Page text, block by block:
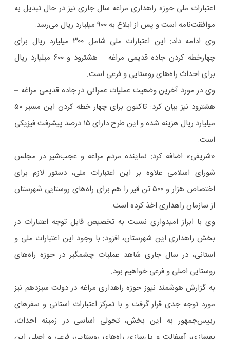
اعتبارات ملی حوزه راهداری مراغه سال جاری نیز در حال تبدیل به
موافقت‌نامه است و پس از ابلاغ به ۹۰۰ میلیارد ریال می‌رسد.
وی ادامه داد: این اعتبارات ملی شامل ۳۰۰ میلیارد ریال برای
چهارخطه کردن جاده قدیمی مراغه – هشترود و ۶۰۰ میلیارد ریال
برای احداث راه‌های روستایی و فرعی است.
وی در مورد آخرین وضعیت عملیات عمرانی در جاده قدیمی مراغه –
هشترود نیز بیان کرد: تاکنون برای چهار خطه کردن این مسیر ۵۰
میلیارد ریال هزینه شده و این طرح دارای ۱۵ درصد پیشرفت فیزیکی
است.
«شریفی» اضافه کرد: نماینده مردم مراغه و عجب‌شیر در مجلس
شورای اسلامی علاوه بر این اعتبارات ملی، دستور لازم برای
اختصاص هزار و ۵۰۰ تن قیر را هم برای راه‌های روستایی شهرستان
از سازمان راهداری اخذ کرده است.
وی با ابراز امیدواری نسبت به تخصیص قابل توجه اعتبارات در
بخش راهداری این شهرستان، افزود: با وجود این اعتبارات ملی و
استانی، در سال جاری شاهد عملیات چشمگیر در حوزه راه‌های
روستایی اصلی و فرعی خواهیم بود.
به گزارش هوشمند نیوز حوزه راهداری مراغه در دولت سیزدهم نیز
مورد توجه جدی قرار گرفت و با تمرکز اعتبارات استانی و سفرهای
رییس‌جمهور به این بخش، تحولی اساسی در زمینه احداث،